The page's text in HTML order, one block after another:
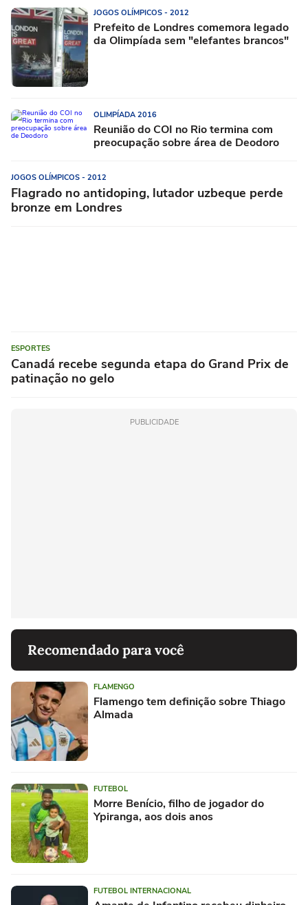
JOGOS OLÍMPICOS - 2012
Prefeito de Londres comemora legado
da Olimpíada sem "elefantes brancos"
OLIMPÍADA 2016
Reunião do COI no Rio termina com
preocupação sobre área de Deodoro
JOGOS OLÍMPICOS - 2012
Flagrado no antidoping, lutador uzbeque perde
bronze em Londres
ESPORTES
Canadá recebe segunda etapa do Grand Prix de
patinação no gelo
PUBLICIDADE
Recomendado para você
FLAMENGO
Flamengo tem definição sobre Thiago
Almada
FUTEBOL
Morre Benício, filho de jogador do
Ypiranga, aos dois anos
FUTEBOL INTERNACIONAL